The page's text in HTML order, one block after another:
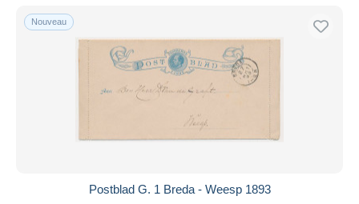
Nouveau
Postblad G. 1 Breda - Weesp 1893